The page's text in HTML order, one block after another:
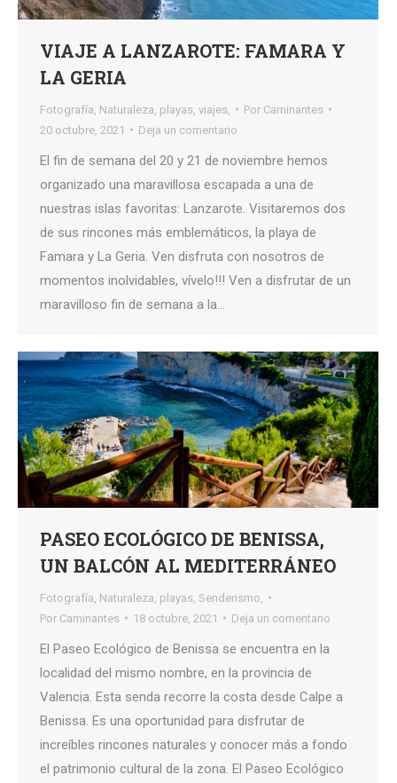
VIAJE A LANZAROTE: FAMARA Y
LA GERIA
Fotografía Naturaleza playas viajes, Por Caminantes
20 octubre, 2021
Deja un comentario
El fin de semana del 20 y 21 de noviembre hemos
organizado una maravillosa escapada a una de
nuestras islas favoritas: Lanzarote. Visitaremos dos
de sus rincones más emblemáticos, la playa de
Famara y La Geria. Ven disfruta con nosotros de
momentos inolvidables, vívelo!!! Ven a disfrutar de un
maravilloso fin de semana a la…
PASEO ECOLÓGICO DE BENISSA,
UN BALCÓN AL MEDITERRÁNEO
Fotografía Naturaleza playas Senderismo,
Por Caminantes 18 octubre, 2021 Deja un comentario
El Paseo Ecológico de Benissa se encuentra en la
localidad del mismo nombre, en la provincia de
Valencia. Esta senda recorre la costa desde Calpe a
Benissa. Es una oportunidad para disfrutar de
increíbles rincones naturales y conocer más a fondo
el patrimonio cultural de la zona. El Paseo Ecológico